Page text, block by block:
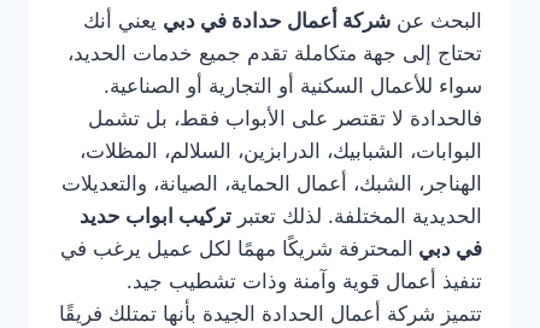
البحث عن شركة أعمال حدادة في دبي يعني أنك
تحتاج إلى جهة متكاملة تقدم جميع خدمات الحديد،
سواء للأعمال السكنية أو التجارية أو الصناعية.
فالحدادة لا تقتصر على الأبواب فقط، بل تشمل
البوابات، الشبابيك، الدرابزين، السلالم، المظلات،
الهناجر، الشبك، أعمال الحماية، الصيانة، والتعديلات
الحديدية المختلفة. لذلك تعتبر تركيب ابواب حديد
في دبي المحترفة شريكًا مهمًا لكل عميل يرغب في
تنفيذ أعمال قوية وآمنة وذات تشطيب جيد.
تتميز شركة أعمال الحدادة الجيدة بأنها تمتلك فريقًا